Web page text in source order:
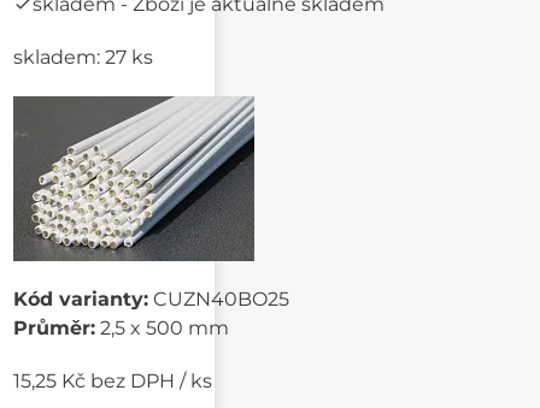
skladem: 27 ks
Kód varianty: CUZN40BO25
Průměr: 2,5 x 500 mm
15,25 Kč bez DPH / ks